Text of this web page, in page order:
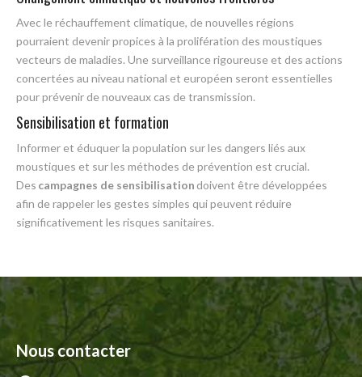
Avec le réchauffement climatique, de nouvelles régions
pourraient devenir propices à la prolifération des moustiques
vecteurs de maladies. Une surveillance rigoureuse et des actions
concertées au niveau national et européen seront essentielles
pour prévenir de nouveaux cas de transmission.
Sensibilisation et formation
Informer et éduquer la population sur les dangers liés aux
moustiques et sur les méthodes de prévention est crucial.
Des campagnes de sensibilisation doivent être développées
afin de rappeler les gestes simples qui peuvent réduire
significativement les risques sanitaires.
Nous contacter